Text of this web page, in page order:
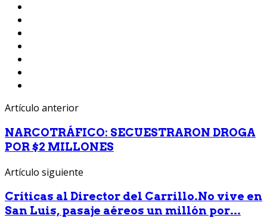
Artículo anterior
NARCOTRÁFICO: SECUESTRARON DROGA
POR $2 MILLONES
Artículo siguiente
Críticas al Director del Carrillo.No vive en
San Luis, pasaje aéreos un millón por...